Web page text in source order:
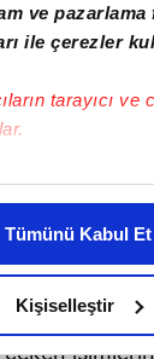
ve
ile çerezler
tarayıcı ve
halinde
yaşatabiliriz.
iyi bir reklam
iyi içerikleri
Tümünü Kabul Et
Kişiselleştir